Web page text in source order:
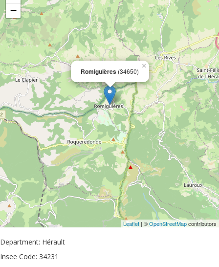
Romiguières (34650)
×
−
Leaflet | ©OpenStreetMapcontributors
Department: Hérault
Insee Code: 34231